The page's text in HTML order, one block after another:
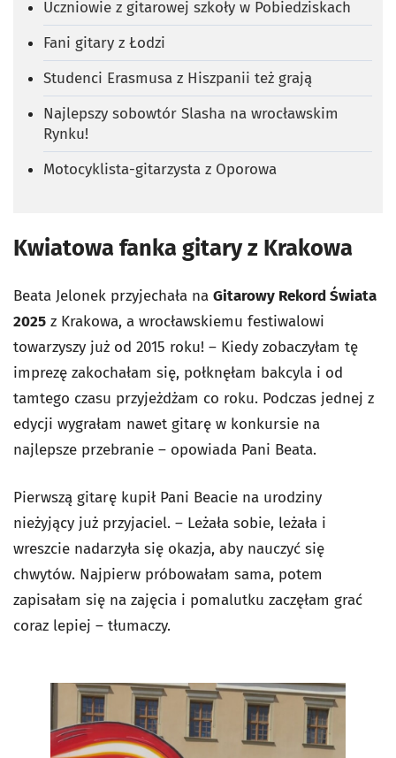
Uczniowie z gitarowej szkoły w Pobiedziskach
Fani gitary z Łodzi
Studenci Erasmusa z Hiszpanii też grają
Najlepszy sobowtór Slasha na wrocławskim
Rynku!
Motocyklista-gitarzysta z Oporowa
Kwiatowa fanka gitary z Krakowa
Beata Jelonek przyjechała na Gitarowy Rekord Świata
2025 z Krakowa, a wrocławskiemu festiwalowi
towarzyszy już od 2015 roku! – Kiedy zobaczyłam tę
imprezę zakochałam się, połknęłam bakcyla i od
tamtego czasu przyjeżdżam co roku. Podczas jednej z
edycji wygrałam nawet gitarę w konkursie na
najlepsze przebranie – opowiada Pani Beata.
Pierwszą gitarę kupił Pani Beacie na urodziny
nieżyjący już przyjaciel. – Leżała sobie, leżała i
wreszcie nadarzyła się okazja, aby nauczyć się
chwytów. Najpierw próbowałam sama, potem
zapisałam się na zajęcia i pomalutku zaczęłam grać
coraz lepiej – tłumaczy.